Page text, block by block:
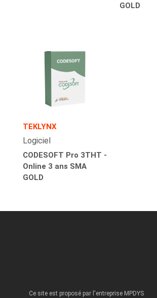
GOLD
TEKLYNX
Logiciel
CODESOFT Pro 3THT -
Online 3 ans SMA
GOLD
Ce site est proposé par l'entreprise MPDYS